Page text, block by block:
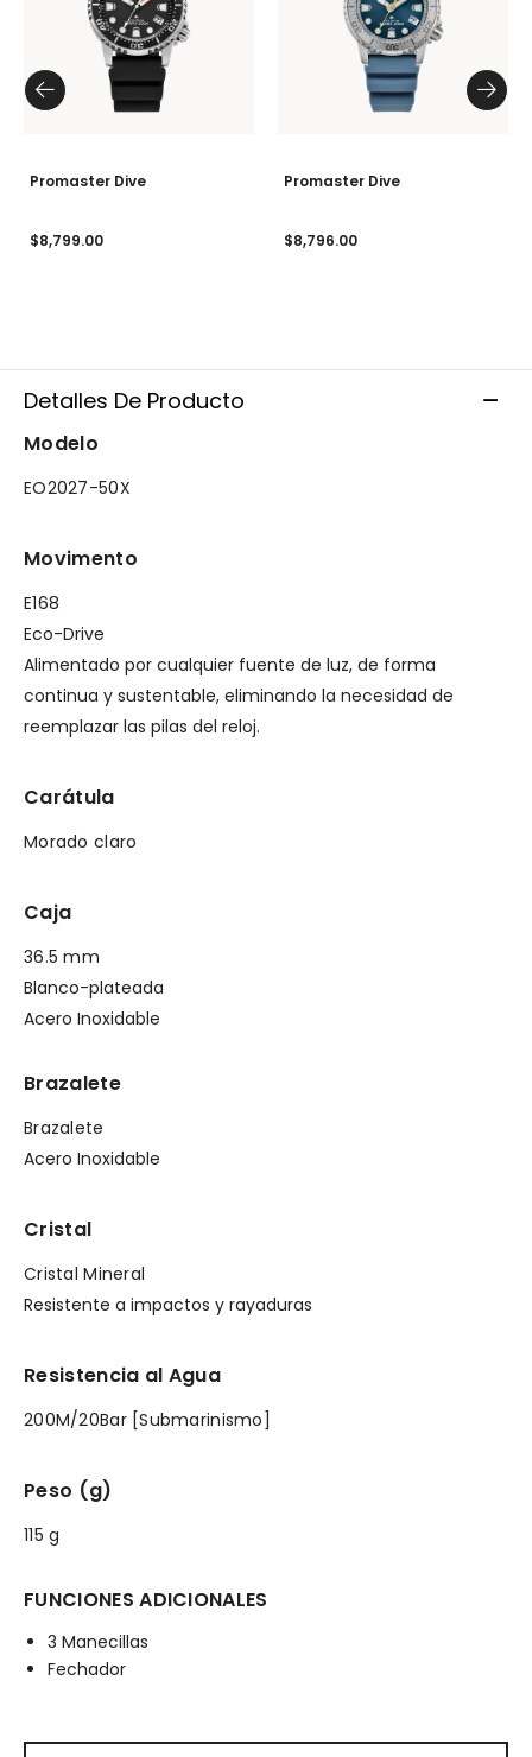
Promaster Dive
$8,799.00
Promaster Dive
$8,796.00
Detalles De Producto
Modelo
EO2027-50X
Movimento
E168
Eco-Drive
Alimentado por cualquier fuente de luz, de forma
continua y sustentable, eliminando la necesidad de
reemplazar las pilas del reloj.
Carátula
Morado claro
Caja
36.5 mm
Blanco-plateada
Acero Inoxidable
Brazalete
Brazalete
Acero Inoxidable
Cristal
Cristal Mineral
Resistente a impactos y rayaduras
Resistencia al Agua
200M/20Bar [Submarinismo]
Peso (g)
115 g
FUNCIONES ADICIONALES
3 Manecillas
Fechador